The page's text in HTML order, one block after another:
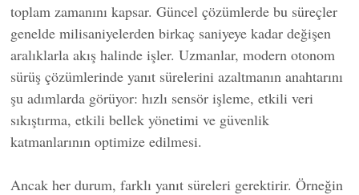
toplam zamanını kapsar. Güncel çözümlerde bu süreçler
genelde milisaniyelerden birkaç saniyeye kadar değişen
aralıklarla akış halinde işler. Uzmanlar, modern otonom
sürüş çözümlerinde yanıt sürelerini azaltmanın anahtarını
şu adımlarda görüyor: hızlı sensör işleme, etkili veri
sıkıştırma, etkili bellek yönetimi ve güvenlik
katmanlarının optimize edilmesi.
Ancak her durum, farklı yanıt süreleri gerektirir. Örneğin